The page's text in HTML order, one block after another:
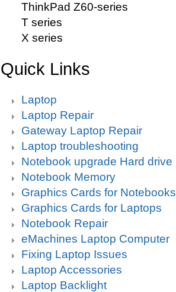
ThinkPad Z60-series
T series
X series
Quick Links
Laptop
Laptop Repair
Gateway Laptop Repair
Laptop troubleshooting
Notebook upgrade Hard drive
Notebook Memory
Graphics Cards for Notebooks
Graphics Cards for Laptops
Notebook Repair
eMachines Laptop Computer
Fixing Laptop Issues
Laptop Accessories
Laptop Backlight